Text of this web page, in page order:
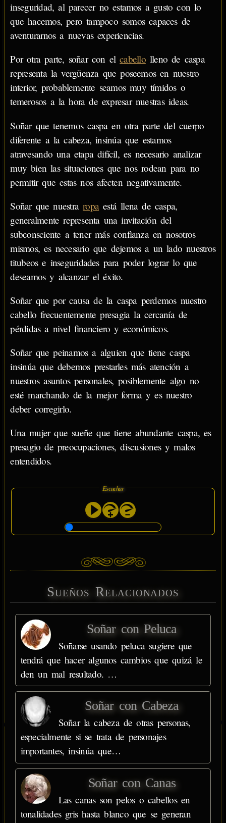
inseguridad, al parecer no estamos a gusto con lo
que hacemos, pero tampoco somos capaces de
aventurarnos a nuevas experiencias.
Por otra parte, soñar con elcabellolleno de caspa
representa la vergüenza que poseemos en nuestro
interior, probablemente seamos muy tímidos o
temerosos a la hora de expresar nuestras ideas.
Soñar que tenemos caspa en otra parte del cuerpo
diferente a la cabeza, insinúa que estamos
atravesando una etapa difícil, es necesario analizar
muy bien las situaciones que nos rodean para no
permitir que estas nos afecten negativamente.
Soñar que nuestraropaestá llena de caspa,
generalmente representa una invitación del
subconsciente a tener más confianza en nosotros
mismos, es necesario que dejemos a un lado nuestros
titubeos e inseguridades para poder lograr lo que
deseamos y alcanzar el éxito.
Soñar que por causa de la caspa perdemos nuestro
cabello frecuentemente presagia la cercanía de
pérdidas a nivel financiero y económicos.
Soñar que peinamos a alguien que tiene caspa
insinúa que debemos prestarles más atención a
nuestros asuntos personales, posiblemente algo no
esté marchando de la mejor forma y es nuestro
deber corregirlo.
Una mujer que sueñe que tiene abundante caspa, es
presagio de preocupaciones, discusiones y malos
entendidos.
Escuchar
Sueños Relacionados
Soñar con Peluca
Soñarse usando peluca sugiere que
tendrá que hacer algunos cambios que quizá le
den un mal resultado. …
Soñar con Cabeza
Soñar la cabeza de otras personas,
especialmente si se trata de personajes
importantes, insinúa que…
Soñar con Canas
Las canas son pelos o cabellos en
tonalidades gris hasta blanco que se generan